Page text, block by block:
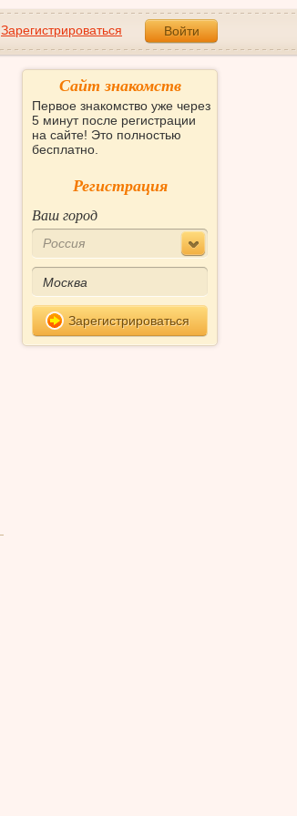
Зарегистрироваться Войти
Сайт знакомств
Первое знакомство уже через
5 минут после регистрации
на сайте! Это полностью
бесплатно.
Регистрация
Ваш город
Россия
Зарегистрироваться